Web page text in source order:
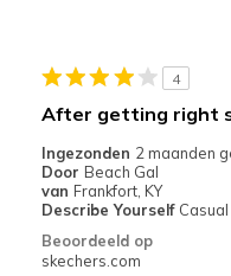
Beste toepassingen
Travel
Width
Sizing
4
After getting right
Ingezonden 2 maanden
Door Beach Gal
van Frankfort, KY
Describe Yourself Casual
Beoordeeld op
skechers.com